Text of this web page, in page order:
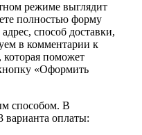
режиме выглядит
полностью форму
способ доставки,
в комментарии к
поможет
«Оформить
способом. В
варианта оплаты: